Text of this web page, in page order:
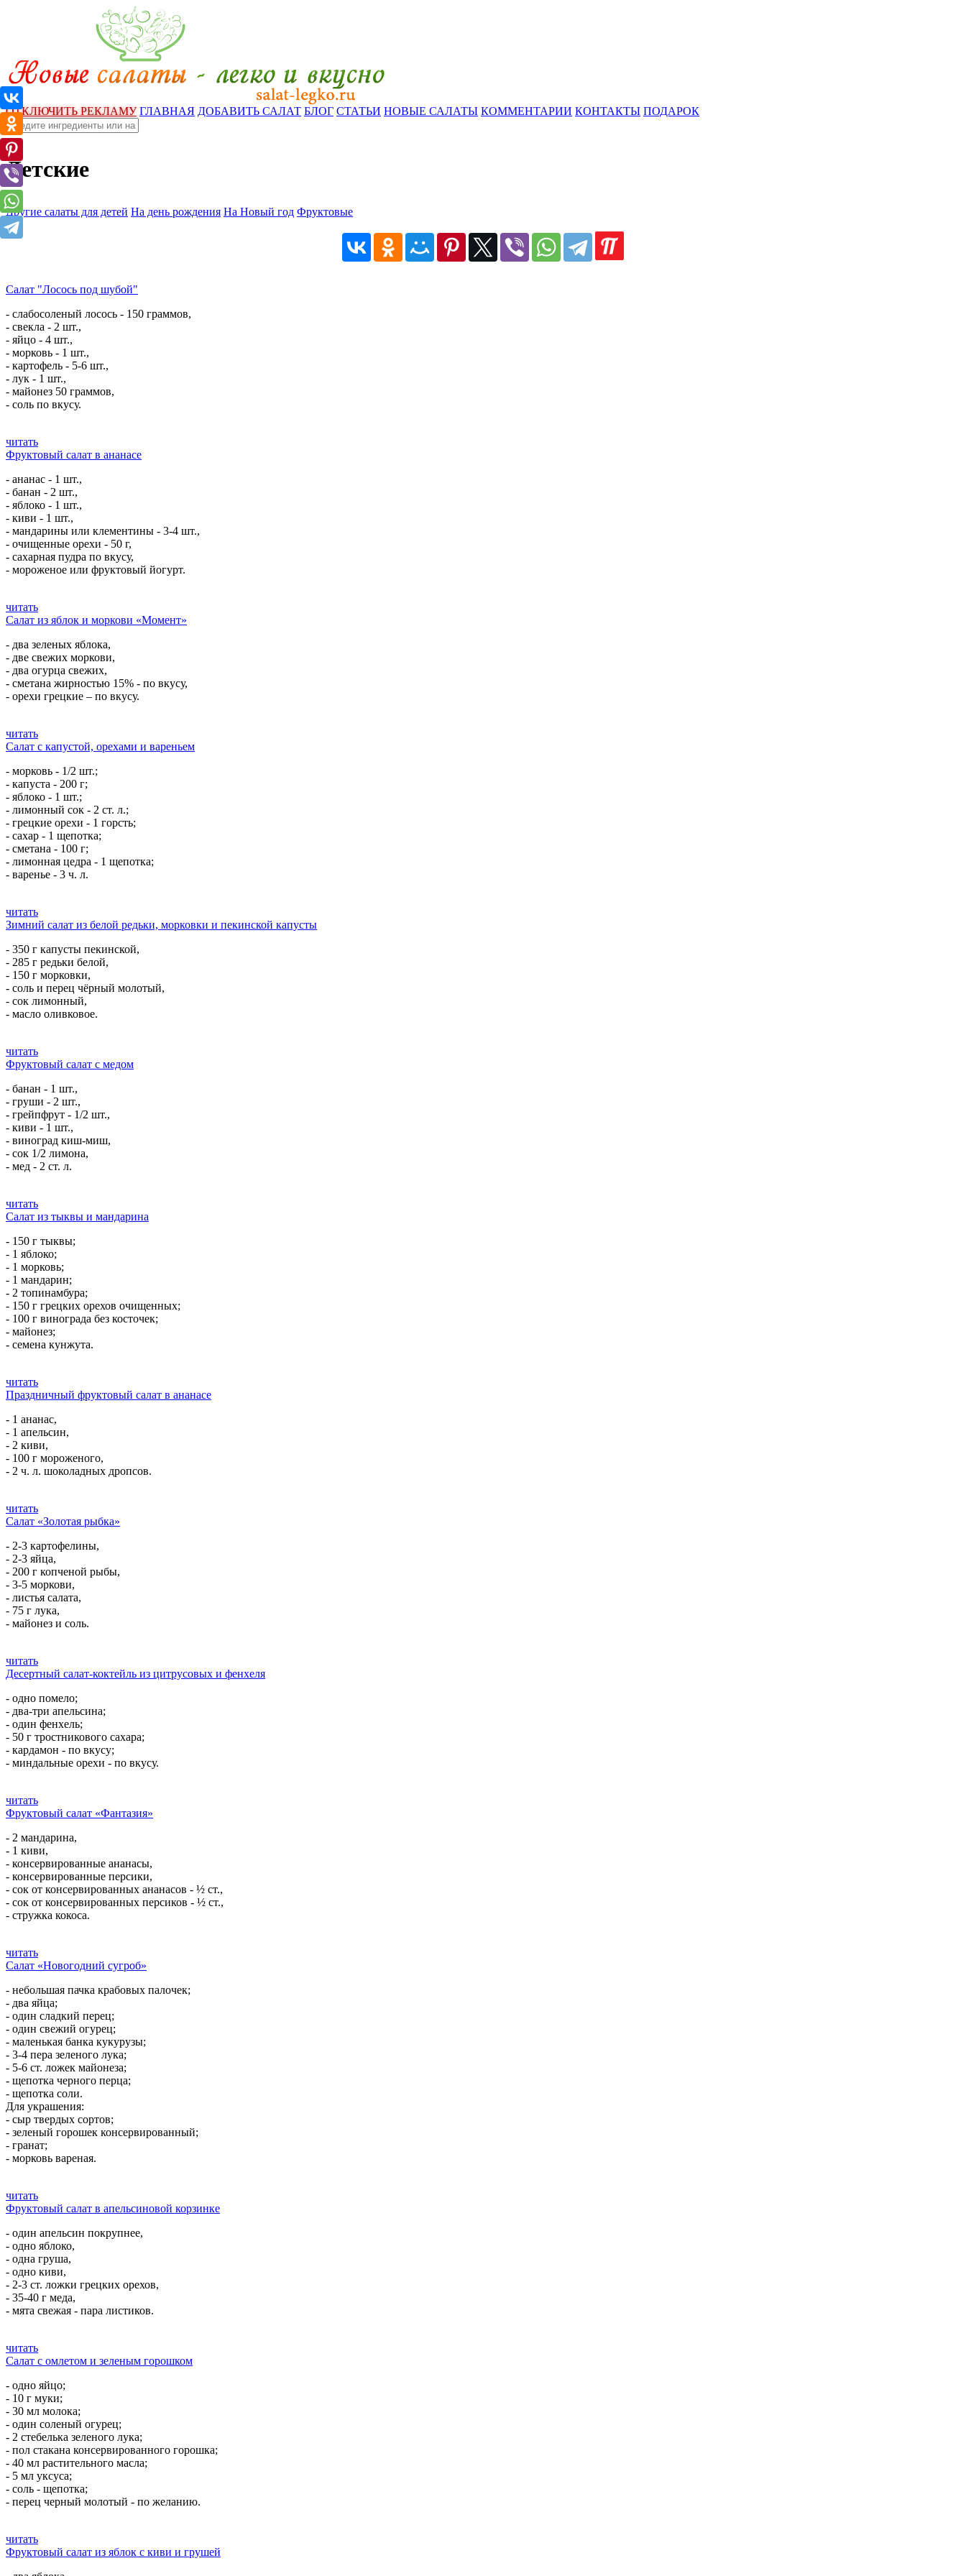
ОТКЛЮЧИТЬ РЕКЛАМУ ГЛАВНАЯ ДОБАВИТЬ САЛАТ БЛОГ СТАТЬИ НОВЫЕ САЛАТЫ КОММЕНТАРИИ КОНТАКТЫ ПОДАРОК
Детские
Другие салаты для детей На день рождения На Новый год Фруктовые
Салат "Лосось под шубой"
- слабосоленый лосось - 150 граммов,
- свекла - 2 шт.,
- яйцо - 4 шт.,
- морковь - 1 шт.,
- картофель - 5-6 шт.,
- лук - 1 шт.,
- майонез 50 граммов,
- соль по вкусу.
читать
Фруктовый салат в ананасе
- ананас - 1 шт.,
- банан - 2 шт.,
- яблоко - 1 шт.,
- киви - 1 шт.,
- мандарины или клементины - 3-4 шт.,
- очищенные орехи - 50 г,
- сахарная пудра по вкусу,
- мороженое или фруктовый йогурт.
читать
Салат из яблок и моркови «Момент»
- два зеленых яблока,
- две свежих моркови,
- два огурца свежих,
- сметана жирностью 15% - по вкусу,
- орехи грецкие – по вкусу.
читать
Салат с капустой, орехами и вареньем
- морковь - 1/2 шт.;
- капуста - 200 г;
- яблоко - 1 шт.;
- лимонный сок - 2 ст. л.;
- грецкие орехи - 1 горсть;
- сахар - 1 щепотка;
- сметана - 100 г;
- лимонная цедра - 1 щепотка;
- варенье - 3 ч. л.
читать
Зимний салат из белой редьки, морковки и пекинской капусты
- 350 г капусты пекинской,
- 285 г редьки белой,
- 150 г морковки,
- соль и перец чёрный молотый,
- сок лимонный,
- масло оливковое.
читать
Фруктовый салат с медом
- банан - 1 шт.,
- груши - 2 шт.,
- грейпфрут - 1/2 шт.,
- киви - 1 шт.,
- виноград киш-миш,
- сок 1/2 лимона,
- мед - 2 ст. л.
читать
Салат из тыквы и мандарина
- 150 г тыквы;
- 1 яблоко;
- 1 морковь;
- 1 мандарин;
- 2 топинамбура;
- 150 г грецких орехов очищенных;
- 100 г винограда без косточек;
- майонез;
- семена кунжута.
читать
Праздничный фруктовый салат в ананасе
- 1 ананас,
- 1 апельсин,
- 2 киви,
- 100 г мороженого,
- 2 ч. л. шоколадных дропсов.
читать
Салат «Золотая рыбка»
- 2-3 картофелины,
- 2-3 яйца,
- 200 г копченой рыбы,
- 3-5 моркови,
- листья салата,
- 75 г лука,
- майонез и соль.
читать
Десертный салат-коктейль из цитрусовых и фенхеля
- одно помело;
- два-три апельсина;
- один фенхель;
- 50 г тростникового сахара;
- кардамон - по вкусу;
- миндальные орехи - по вкусу.
читать
Фруктовый салат «Фантазия»
- 2 мандарина,
- 1 киви,
- консервированные ананасы,
- консервированные персики,
- сок от консервированных ананасов - ½ ст.,
- сок от консервированных персиков - ½ ст.,
- стружка кокоса.
читать
Салат «Новогодний сугроб»
- небольшая пачка крабовых палочек;
- два яйца;
- один сладкий перец;
- один свежий огурец;
- маленькая банка кукурузы;
- 3-4 пера зеленого лука;
- 5-6 ст. ложек майонеза;
- щепотка черного перца;
- щепотка соли.
Для украшения:
- сыр твердых сортов;
- зеленый горошек консервированный;
- гранат;
- морковь вареная.
читать
Фруктовый салат в апельсиновой корзинке
- один апельсин покрупнее,
- одно яблоко,
- одна груша,
- одно киви,
- 2-3 ст. ложки грецких орехов,
- 35-40 г меда,
- мята свежая - пара листиков.
читать
Салат с омлетом и зеленым горошком
- одно яйцо;
- 10 г муки;
- 30 мл молока;
- один соленый огурец;
- 2 стебелька зеленого лука;
- пол стакана консервированного горошка;
- 40 мл растительного масла;
- 5 мл уксуса;
- соль - щепотка;
- перец черный молотый - по желанию.
читать
Фруктовый салат из яблок с киви и грушей